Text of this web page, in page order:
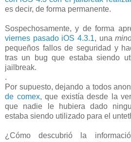
es decir, de forma permanente.
Sospechosamente, y de forma
viernes pasado iOS 4.3.1, una
pequeños fallos de seguridad y
tras un bug que estaba siendo
jailbreak.
.
Por supuesto, dejando a todos
de comex, que existía desde la
que nadie le hubiera dado
estaba siendo utilizado para el
¿Cómo descubrió la